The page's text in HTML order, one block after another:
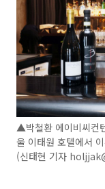
▲박철환 에이비씨컨
울 이태원 호텔에서
(신태현 기자